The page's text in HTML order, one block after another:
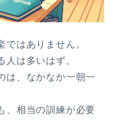
ではありません。
人は多いはず。
は、なかなか一朝一
、相当の訓練が必要